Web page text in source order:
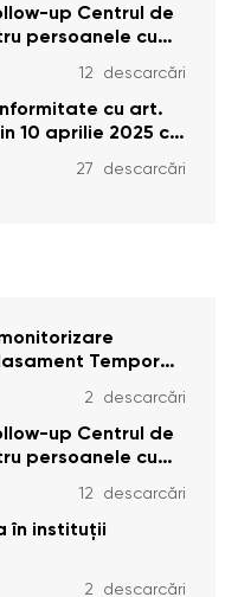
up Centrul de
persoanele cu
Soroca (11 iunie
12 descarcări
cu art.
10 aprilie 2025 cu
şi art. 26 din
Poporului
27 descarcări
Temporar
(Adulte) din s.
25 mai 2026
2 descarcări
up Centrul de
persoanele cu
Soroca (11 iunie
12 descarcări
în instituții
2 descarcări